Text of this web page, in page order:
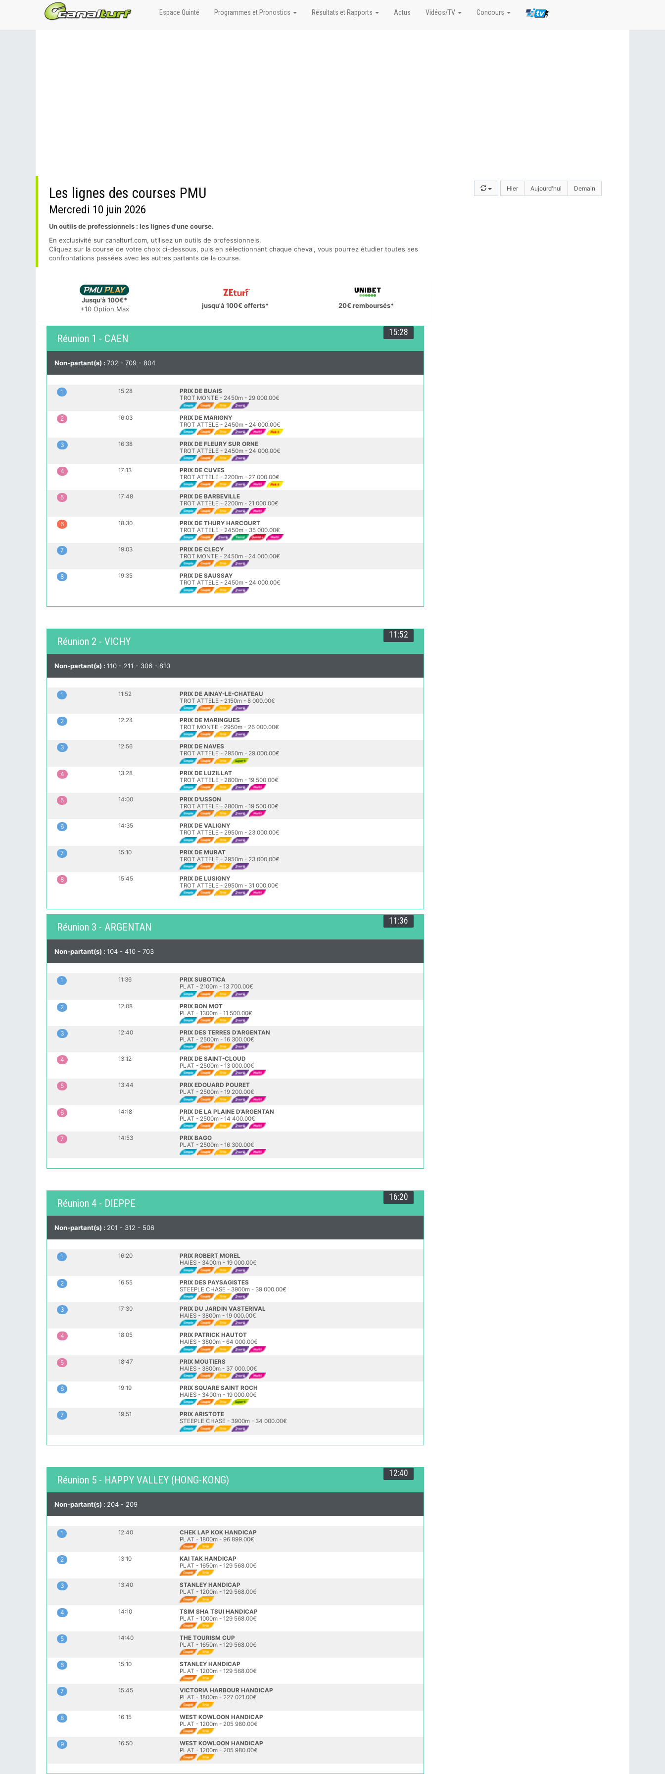
Les lignes des courses PMU
Mercredi 10 juin 2026
Un outils de professionnels : les lignes d'une course.
En exclusivité sur canalturf.com, utilisez un outils de professionnels.
Cliquez sur la course de votre choix ci-dessous, puis en sélectionnant chaque cheval, vous pourrez étudier toutes ses
confrontations passées avec les autres partants de la course.
Hier Aujourd'hui Demain
Jusqu'à 100€*
+10 Option Max
jusqu'à 100€ offerts* 20€ remboursés*
15:28
Réunion 1 - CAEN
Non-partant(s) : 702 - 709 - 804
1 15:28
PRIX DE BUAIS
TROT MONTE - 2450m - 29 000.00€
2 16:03
PRIX DE MARIGNY
TROT ATTELE - 2450m - 24 000.00€
3 16:38
PRIX DE FLEURY SUR ORNE
TROT ATTELE - 2450m - 24 000.00€
4 17:13
PRIX DE CUVES
TROT ATTELE - 2200m - 27 000.00€
5 17:48
PRIX DE BARBEVILLE
TROT ATTELE - 2200m - 21 000.00€
6 18:30
PRIX DE THURY HARCOURT
TROT ATTELE - 2450m - 35 000.00€
7 19:03
PRIX DE CLECY
TROT MONTE - 2450m - 24 000.00€
8 19:35
PRIX DE SAUSSAY
TROT ATTELE - 2450m - 24 000.00€
11:52
Réunion 2 - VICHY
Non-partant(s) : 110 - 211 - 306 - 810
1 11:52
PRIX DE AINAY-LE-CHATEAU
TROT ATTELE - 2150m - 8 000.00€
2 12:24
PRIX DE MARINGUES
TROT MONTE - 2950m - 26 000.00€
3 12:56
PRIX DE NAVES
TROT ATTELE - 2950m - 29 000.00€
4 13:28
PRIX DE LUZILLAT
TROT ATTELE - 2800m - 19 500.00€
5 14:00
PRIX D'USSON
TROT ATTELE - 2800m - 19 500.00€
6 14:35
PRIX DE VALIGNY
TROT ATTELE - 2950m - 23 000.00€
7 15:10
PRIX DE MURAT
TROT ATTELE - 2950m - 23 000.00€
8 15:45
PRIX DE LUSIGNY
TROT ATTELE - 2950m - 31 000.00€
11:36
Réunion 3 - ARGENTAN
Non-partant(s) : 104 - 410 - 703
1 11:36
PRIX SUBOTICA
PLAT - 2100m - 13 700.00€
2 12:08
PRIX BON MOT
PLAT - 1300m - 11 500.00€
3 12:40
PRIX DES TERRES D'ARGENTAN
PLAT - 2500m - 16 300.00€
4 13:12
PRIX DE SAINT-CLOUD
PLAT - 2500m - 13 000.00€
5 13:44
PRIX EDOUARD POURET
PLAT - 2500m - 19 200.00€
6 14:18
PRIX DE LA PLAINE D'ARGENTAN
PLAT - 2500m - 14 400.00€
7 14:53
PRIX BAGO
PLAT - 2500m - 16 300.00€
16:20
Réunion 4 - DIEPPE
Non-partant(s) : 201 - 312 - 506
1 16:20
PRIX ROBERT MOREL
HAIES - 3400m - 19 000.00€
2 16:55
PRIX DES PAYSAGISTES
STEEPLE CHASE - 3900m - 39 000.00€
3 17:30
PRIX DU JARDIN VASTERIVAL
HAIES - 3800m - 19 000.00€
4 18:05
PRIX PATRICK HAUTOT
HAIES - 3800m - 64 000.00€
5 18:47
PRIX MOUTIERS
HAIES - 3800m - 37 000.00€
6 19:19
PRIX SQUARE SAINT ROCH
HAIES - 3400m - 19 000.00€
7 19:51
PRIX ARISTOTE
STEEPLE CHASE - 3900m - 34 000.00€
12:40
Réunion 5 - HAPPY VALLEY (HONG-KONG)
Non-partant(s) : 204 - 209
1 12:40
CHEK LAP KOK HANDICAP
PLAT - 1800m - 96 899.00€
2 13:10
KAI TAK HANDICAP
PLAT - 1650m - 129 568.00€
3 13:40
STANLEY HANDICAP
PLAT - 1200m - 129 568.00€
4 14:10
TSIM SHA TSUI HANDICAP
PLAT - 1000m - 129 568.00€
5 14:40
THE TOURISM CUP
PLAT - 1650m - 129 568.00€
6 15:10
STANLEY HANDICAP
PLAT - 1200m - 129 568.00€
7 15:45
VICTORIA HARBOUR HANDICAP
PLAT - 1800m - 227 021.00€
8 16:15
WEST KOWLOON HANDICAP
PLAT - 1200m - 205 980.00€
9 16:50
WEST KOWLOON HANDICAP
PLAT - 1200m - 205 980.00€
Espace Quinté Programmes et Pronostics Résultats et Rapports Actus Vidéos/TV Concours